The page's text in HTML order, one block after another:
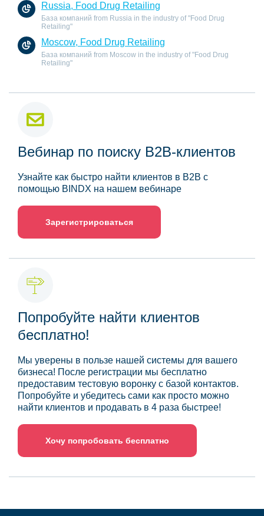
Russia, Food Drug Retailing
База компаний from Russia in the industry of "Food Drug
Retailing"
Moscow, Food Drug Retailing
База компаний from Moscow in the industry of "Food Drug
Retailing"
Вебинар по поиску B2B-клиентов
Узнайте как быстро найти клиентов в B2B с
помощью BINDX на нашем вебинаре
Зарегистрироваться
Попробуйте найти клиентов
бесплатно!
Мы уверены в пользе нашей системы для вашего
бизнеса! После регистрации мы бесплатно
предоставим тестовую воронку с базой контактов.
Попробуйте и убедитесь сами как просто можно
найти клиентов и продавать в 4 раза быстрее!
Хочу попробовать бесплатно